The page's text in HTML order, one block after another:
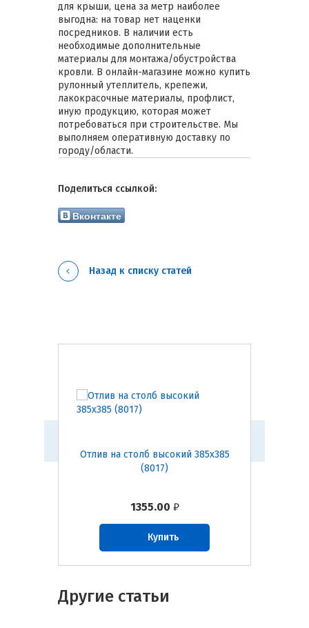
для крыши, цена за метр наиболее
выгодна: на товар нет наценки
посредников. В наличии есть
необходимые дополнительные
материалы для монтажа/обустройства
кровли. В онлайн-магазине можно купить
рулонный утеплитель, крепежи,
лакокрасочные материалы, профлист,
иную продукцию, которая может
потребоваться при строительстве. Мы
выполняем оперативную доставку по
городу/области.
Назад к списку статей
Вконтакте
Поделиться ссылкой:
1355.00 ₽
Отлив на столб высокий 385х385
(8017)
Купить
Другие статьи